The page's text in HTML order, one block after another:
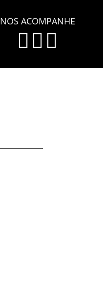
NOS ACOMPANHE